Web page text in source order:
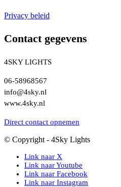
Privacy beleid
Contact gegevens
4SKY LIGHTS
06-58968567
info@4sky.nl
www.4sky.nl
Direct contact opnemen
© Copyright - 4Sky Lights
Link naar X
Link naar Youtube
Link naar Facebook
Link naar Instagram